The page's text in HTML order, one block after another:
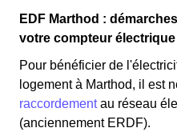
EDF Marthod :
votre compteur
Pour bénéficier de
logement à Marthod, il est
raccordementau réseau
(anciennement ERDF).